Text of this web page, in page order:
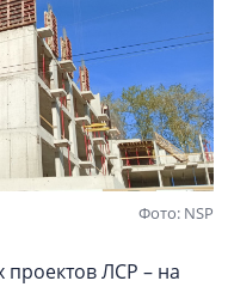
Фото: NSP
ЛСР – на